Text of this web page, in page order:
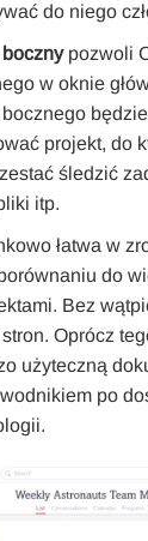
do niego
pozwoli
w oknie
projekt, do
śledzić
itp.
łatwa w
do
Bez
Oprócz
użyteczną
po